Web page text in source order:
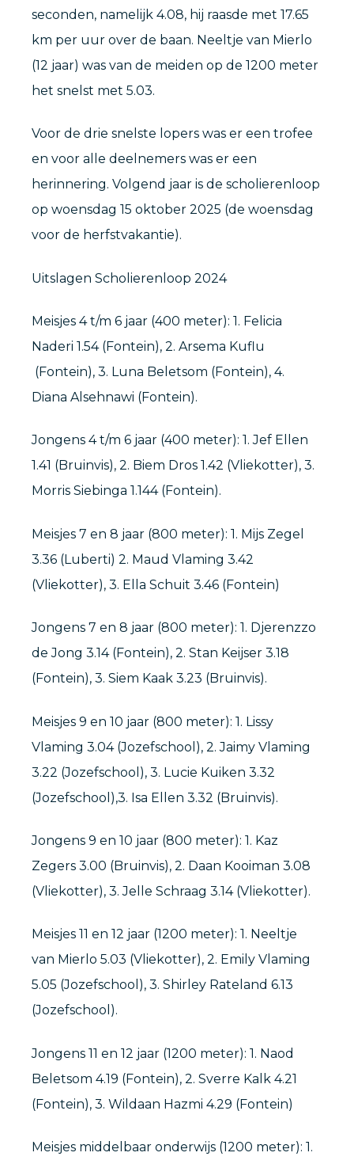
seconden, namelijk 4.08, hij raasde met 17.65
km per uur over de baan. Neeltje van Mierlo
(12 jaar) was van de meiden op de 1200 meter
het snelst met 5.03.
Voor de drie snelste lopers was er een trofee
en voor alle deelnemers was er een
herinnering. Volgend jaar is de scholierenloop
op woensdag 15 oktober 2025 (de woensdag
voor de herfstvakantie).
Uitslagen Scholierenloop 2024
Meisjes 4 t/m 6 jaar (400 meter): 1. Felicia
Naderi 1.54 (Fontein), 2. Arsema Kuflu
(Fontein), 3. Luna Beletsom (Fontein), 4.
Diana Alsehnawi (Fontein).
Jongens 4 t/m 6 jaar (400 meter): 1. Jef Ellen
1.41 (Bruinvis), 2. Biem Dros 1.42 (Vliekotter), 3.
Morris Siebinga 1.144 (Fontein).
Meisjes 7 en 8 jaar (800 meter): 1. Mijs Zegel
3.36 (Luberti) 2. Maud Vlaming 3.42
(Vliekotter), 3. Ella Schuit 3.46 (Fontein)
Jongens 7 en 8 jaar (800 meter): 1. Djerenzzo
de Jong 3.14 (Fontein), 2. Stan Keijser 3.18
(Fontein), 3. Siem Kaak 3.23 (Bruinvis).
Meisjes 9 en 10 jaar (800 meter): 1. Lissy
Vlaming 3.04 (Jozefschool), 2. Jaimy Vlaming
3.22 (Jozefschool), 3. Lucie Kuiken 3.32
(Jozefschool),3. Isa Ellen 3.32 (Bruinvis).
Jongens 9 en 10 jaar (800 meter): 1. Kaz
Zegers 3.00 (Bruinvis), 2. Daan Kooiman 3.08
(Vliekotter), 3. Jelle Schraag 3.14 (Vliekotter).
Meisjes 11 en 12 jaar (1200 meter): 1. Neeltje
van Mierlo 5.03 (Vliekotter), 2. Emily Vlaming
5.05 (Jozefschool), 3. Shirley Rateland 6.13
(Jozefschool).
Jongens 11 en 12 jaar (1200 meter): 1. Naod
Beletsom 4.19 (Fontein), 2. Sverre Kalk 4.21
(Fontein), 3. Wildaan Hazmi 4.29 (Fontein)
Meisjes middelbaar onderwijs (1200 meter): 1.